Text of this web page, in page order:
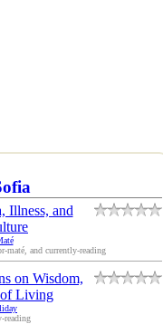
Illness, and
maté, and currently-reading
on Wisdom,
of Living
reading